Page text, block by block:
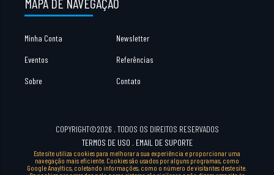
Minha Conta Newsletter
Eventos Referências
Sobre Contato
COPYRIGHT©2026 . TODOS OS DIREITOS RESERVADOS
TERMOS DE USO . EMAIL DE SUPORTE
Este site utiliza cookies para melhorar a sua experiência e proporcionar uma
navegação mais eficiente. Cookies são usados por alguns programas, como
Google Anayltics, coletando informações, como o número de visitantes deste site.